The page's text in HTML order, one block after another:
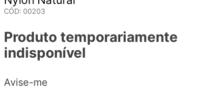
CÓD: 00203
Produto temporariamente
indisponível
Avise-me